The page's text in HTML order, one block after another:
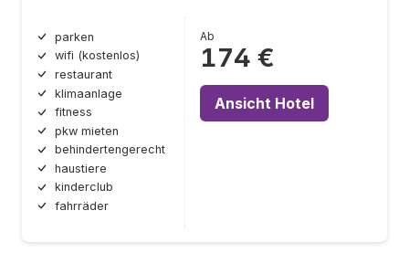
parken
wifi (kostenlos)
restaurant
klimaanlage
fitness
pkw mieten
behindertengerecht
haustiere
kinderclub
fahrräder
Ab
174 €
Ansicht Hotel